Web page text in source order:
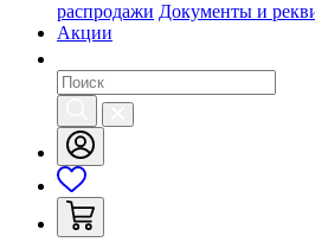
распродажи Документы и
Акции